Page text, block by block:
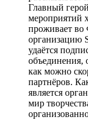
Главный
мероприятий
проживает во
организацию
удаётся
объединения,
как можно
партнёров.
является
мир